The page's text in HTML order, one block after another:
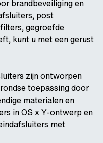
brandbeveiliging en
post
gegroefde
kunt u met een gerust
zijn ontworpen
toepassing door
materialen en
in OS x Y-ontwerp en
met